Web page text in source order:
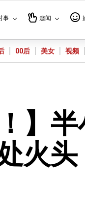
事 趣闻
00后 美女 视频
】
火头